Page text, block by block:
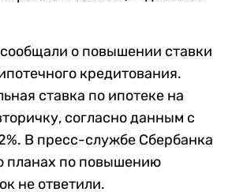
о повышении ставки
кредитования.
ставка по ипотеке на
согласно данным с
В пресс-службе Сбербанка
планах по повышению
не ответили.